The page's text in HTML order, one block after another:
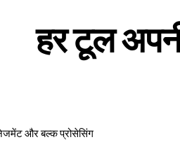
हर टूल
और बल्क प्रोसेसिंग